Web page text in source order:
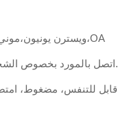
L/C،D/A،D/P،T/T،ويسترن يونيون،موني جرام،OA
اتصل بالمورد بخصوص الشحن ووقت التسليم المقدر.